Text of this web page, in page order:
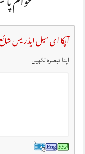
آپکا ای میل ایڈریس
اپنا تبصرہ لکھیں